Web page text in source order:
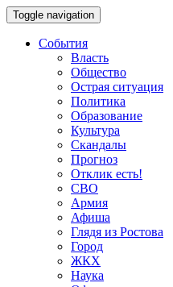
Toggle navigation
События
Власть
Общество
Острая ситуация
Политика
Образование
Культура
Скандалы
Прогноз
Отклик есть!
СВО
Армия
Афиша
Глядя из Ростова
Город
ЖКХ
Наука